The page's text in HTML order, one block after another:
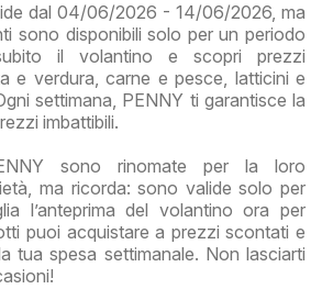
dal 04/06/2026 - 14/06/2026, ma
sono disponibili solo per un periodo
il volantino e scopri prezzi
e verdura, carne e pesce, latticini e
settimana, PENNY ti garantisce la
imbattibili.
sono rinomate per la loro
ma ricorda: sono valide solo per
l’anteprima del volantino ora per
puoi acquistare a prezzi scontati e
tua spesa settimanale. Non lasciarti